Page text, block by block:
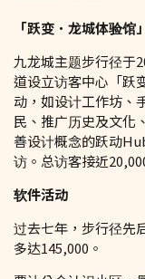
「跃变．龙城体验馆
九龙城主题步行径于
道设立访客中心「跃
动，如设计工作坊、
民、推广历史及文化
善设计概念的跃动
访。总访客接近
软件活动
过去七年，步行径先
多达145,000。